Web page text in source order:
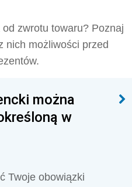
zwrotu towaru? Poznaj
nich możliwości przed
można
w
Twoje obowiązki